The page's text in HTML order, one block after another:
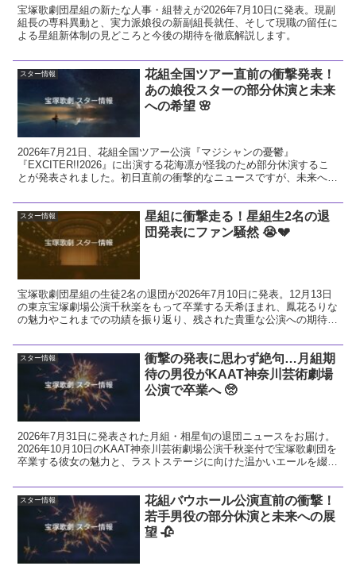
宝塚歌劇団星組の新たな人事・組替えが2026年7月10日に発表。現副
組長の専科異動と、実力派娘役の新副組長就任、そして現職の留任に
よる星組新体制の見どころと今後の期待を徹底解説します。
スター情報
花組全国ツアー直前の衝撃発表！
あの娘役スターの部分休演と未来
への希望 🌸
2026年7月21日、花組全国ツアー公演『マジシャンの憂鬱』
『EXCITER!!2026』に出演する花海凛が怪我のため部分休演するこ
とが発表されました。初日直前の衝撃的なニュースですが、未来への
送ります。
スター情報
星組に衝撃走る！星組生2名の退
団発表にファン騒然 😭💔
宝塚歌劇団星組の生徒2名の退団が2026年7月10日に発表。12月13日
の東京宝塚劇場公演千秋楽をもって卒業する天希ほまれ、鳳花るりな
の魅力やこれまでの功績を振り返り、残された貴重な公演への期待と
スター情報
衝撃の発表に思わず絶句…月組期
待の男役がKAAT神奈川芸術劇場
公演で卒業へ 🥺
2026年7月31日に発表された月組・相星旬の退団ニュースをお届け。
2026年10月10日のKAAT神奈川芸術劇場公演千秋楽付で宝塚歌劇団を
卒業する彼女の魅力と、ラストステージに向けた温かいエールを綴り
スター情報
花組バウホール公演直前の衝撃！
若手男役の部分休演と未来への展
望 🥀